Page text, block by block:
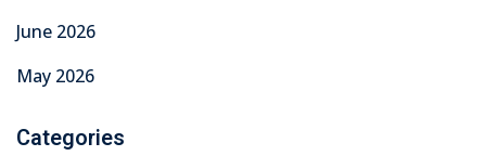
June 2026
May 2026
Categories